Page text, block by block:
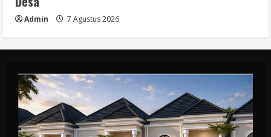
Admin 7 Agustus 2026